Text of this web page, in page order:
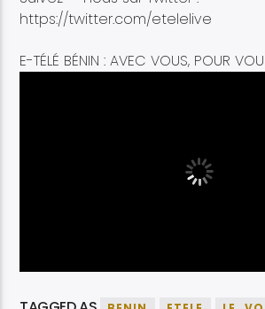
https://twitter.com/etelelive
E-TÉLÉ BÉNIN : AVEC VOUS, POUR